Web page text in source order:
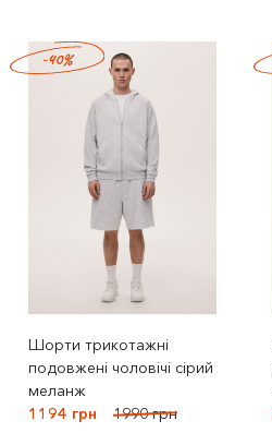
Шорти трикотажні
подовжені чоловічі сірий
меланж
1194 грн
1990 грн
-40%